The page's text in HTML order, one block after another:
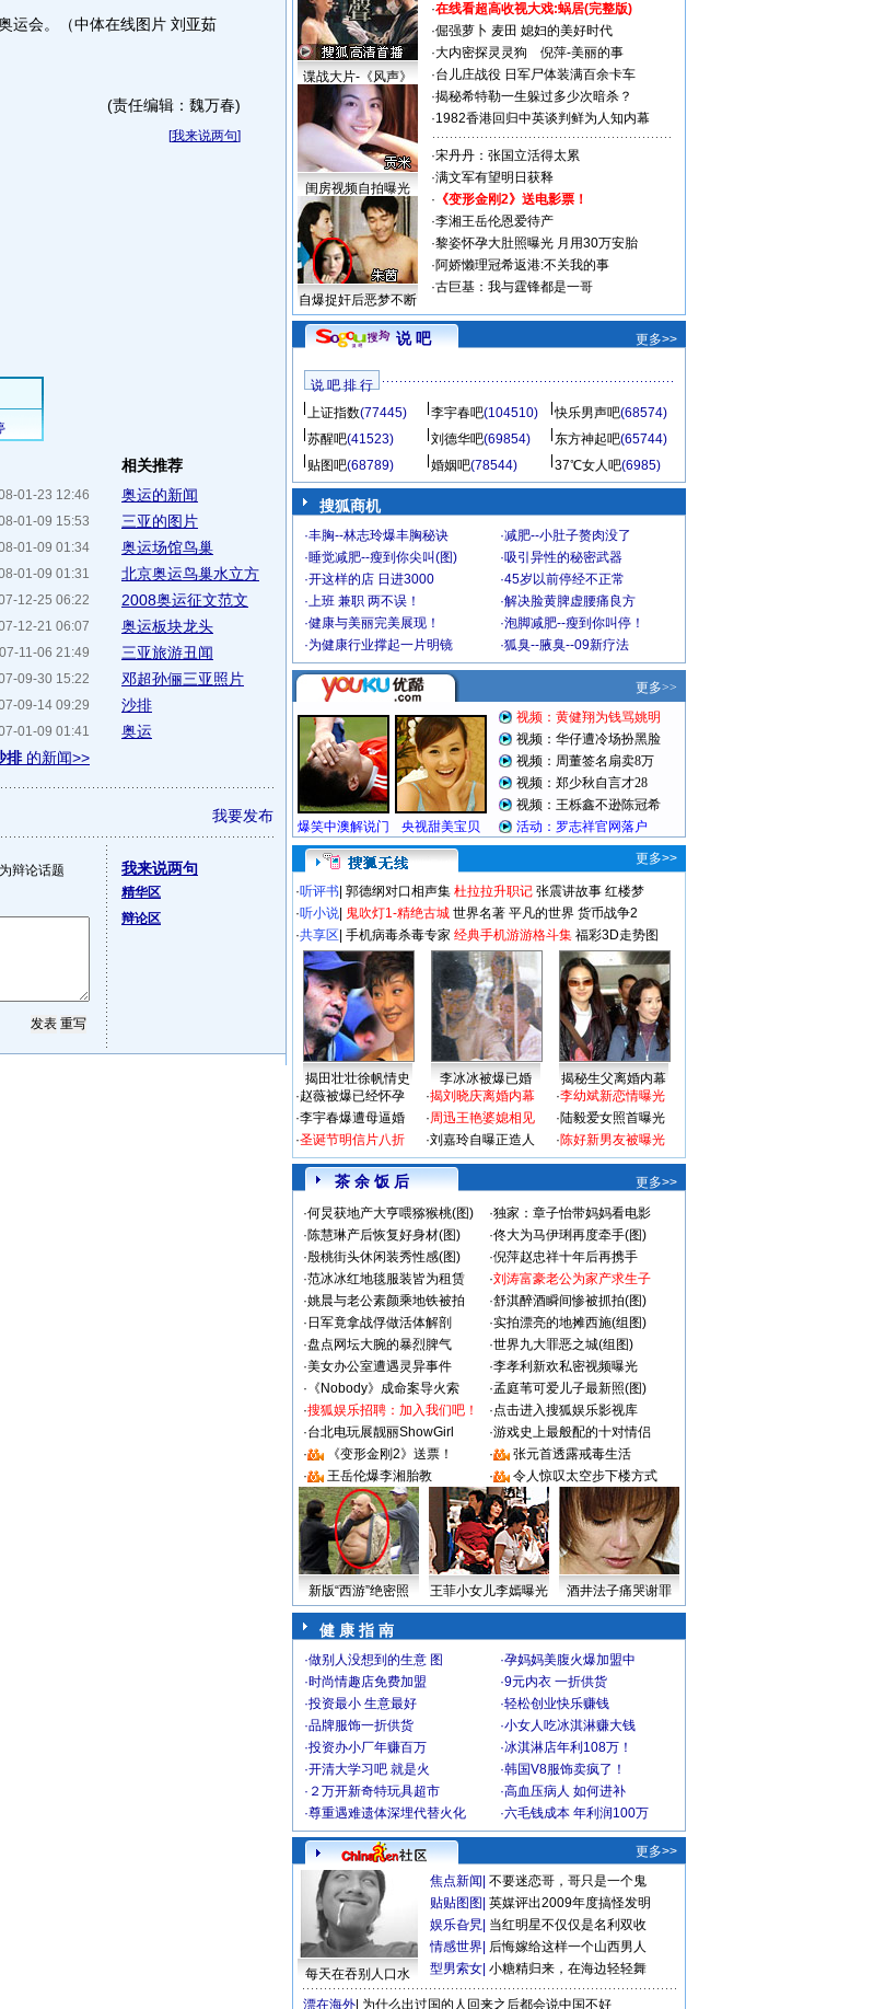
会。（中体在线图片 刘亚茹
(责任编辑：魏万春)
[我来说两句]
01-23 12:46
01-09 15:53
01-09 01:34
01-09 01:31
12-25 06:22
12-21 06:07
07-11-06 21:49
09-30 15:22
09-14 09:29
01-09 01:41
排的新闻>>
相关推荐
奥运的新闻
三亚的图片
奥运场馆鸟巢
北京奥运鸟巢水立方
2008奥运征文范文
奥运板块龙头
三亚旅游丑闻
邓超孙俪三亚照片
沙排
奥运
我要发布
辩论话题 我来说两句
精华区
辩论区
谍战大片-《风声》
闺房视频自拍曝光
自爆捉奸后恶梦不断
·在线看超高收视大戏:蜗居(完整版)
·倔强萝卜 麦田 媳妇的美好时代
·大内密探灵灵狗
倪萍-美丽的事
·台儿庄战役 日军尸体装满百余卡车
·揭秘希特勒一生躲过多少次暗杀？
·1982香港回归中英谈判鲜为人知内幕
·宋丹丹：张国立活得太累
·满文军有望明日获释
· 《变形金刚2》送电影票！
·李湘王岳伦恩爱待产
·黎姿怀孕大肚照曝光 月用30万安胎
·阿娇懒理冠希返港:不关我的事
·古巨基：我与霆锋都是一哥
说 吧 更多>>
说 吧 排 行
上证指数(77445) 李宇春吧(104510) 快乐男声吧(68574)
苏醒吧(41523) 刘德华吧(69854) 东方神起吧(65744)
贴图吧(68789) 婚姻吧(78544) 37℃女人吧(6985)
搜狐商机
·丰胸--林志玲爆丰胸秘诀 ·减肥--小肚子赘肉没了
·睡觉减肥--瘦到你尖叫(图) ·吸引异性的秘密武器
·开这样的店 日进3000 ·45岁以前停经不正常
·上班 兼职 两不误！ ·解决脸黄脾虚腰痛良方
·健康与美丽完美展现！ ·泡脚减肥--瘦到你叫停！
·为健康行业撑起一片明镜 ·狐臭--腋臭--09新疗法
更多>>
·听评书 郭德纲对口相声集 杜拉拉升职记 张震讲故事 红楼梦
·听小说 鬼吹灯1-精绝古城 世界名著 平凡的世界 货币战争2
·共享区 手机病毒杀毒专家 经典手机游游格斗集 福彩3D走势图
揭田壮壮徐帆情史 李冰冰被爆已婚
揭秘生父离婚内幕
·赵薇被爆已经怀孕
·李宇春爆遭母逼婚
·圣诞节明信片八折
·揭刘晓庆离婚内幕
·周迅王艳婆媳相见
·刘嘉玲自曝正造人
·李幼斌新恋情曝光
·陆毅爱女照首曝光
·陈好新男友被曝光
茶 余 饭 后
更多>>
·何炅获地产大亨喂猕猴桃(图) ·独家：章子怡带妈妈看电影
·陈慧琳产后恢复好身材(图) ·佟大为马伊琍再度牵手(图)
·殷桃街头休闲装秀性感(图) ·倪萍赵忠祥十年后再携手
·范冰冰红地毯服装皆为租赁 ·刘涛富豪老公为家产求生子
·姚晨与老公素颜乘地铁被拍 ·舒淇醉酒瞬间惨被抓拍(图)
· 日军竟拿战俘做活体解剖 ·实拍漂亮的地摊西施(组图)
·盘点网坛大腕的暴烈脾气 ·世界九大罪恶之城(组图)
·美女办公室遭遇灵异事件 ·李孝利新欢私密视频曝光
· 《Nobody》成命案导火索 ·孟庭苇可爱儿子最新照(图)
·搜狐娱乐招聘：加入我们吧！ ·点击进入搜狐娱乐影视库
·台北电玩展靓丽ShowGirl ·游戏史上最般配的十对情侣
·
《变形金刚2》送票！ ·
张元首透露戒毒生活
·
王岳伦爆李湘胎教 · 令人惊叹太空步下楼方式
新版“西游”绝密照 王菲小女儿李嫣曝光 酒井法子痛哭谢罪
健 康 指 南
·做别人没想到的生意 图 ·孕妈妈美腹火爆加盟中
·时尚情趣店免费加盟 ·9元内衣 一折供货
·投资最小 生意最好 ·轻松创业快乐赚钱
·品牌服饰一折供货 ·小女人吃冰淇淋赚大钱
·投资办小厂年赚百万 ·冰淇淋店年利108万！
·开清大学习吧 就是火 ·韩国V8服饰卖疯了！
· ２万开新奇特玩具超市 ·高血压病人 如何进补
·尊重遇难遗体深埋代替火化 ·六毛钱成本 年利润100万
更多>>
每天在吞别人口水
焦点新闻 不要迷恋哥，哥只是一个鬼
贴贴图图 英媒评出2009年度搞怪发明
娱乐旮旯 当红明星不仅仅是名利双收
情感世界 后悔嫁给这样一个山西男人
型男索女 小糖精归来，在海边轻轻舞
漂在海外 为什么出过国的人回来之后都会说中国不好